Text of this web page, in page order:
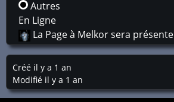
Autres
En Ligne
La Page à Melkor sera présente
Créé il y a 1 an
Modifié il y a 1 an